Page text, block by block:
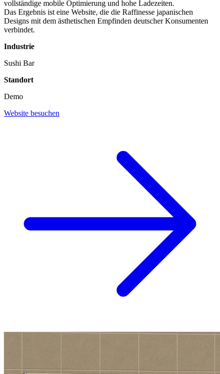
vollständige mobile Optimierung und hohe Ladezeiten.
Das Ergebnis ist eine Website, die die Raffinesse japanischen
Designs mit dem ästhetischen Empfinden deutscher Konsumenten
verbindet.
Industrie
Sushi Bar
Standort
Demo
Website besuchen